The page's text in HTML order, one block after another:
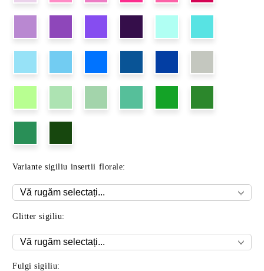
Variante sigiliu insertii florale:
Glitter sigiliu:
Fulgi sigiliu: